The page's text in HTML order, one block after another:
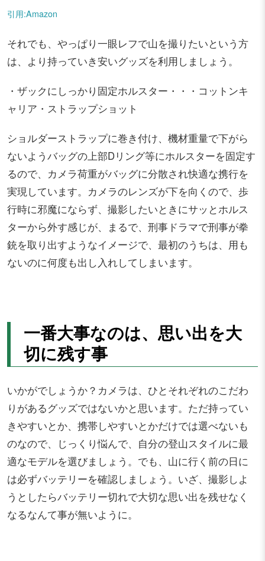
引用:Amazon
それでも、やっぱり一眼レフで山を撮りたいという方
は、より持っていき安いグッズを利用しましょう。
・ザックにしっかり固定ホルスター・・・コットンキ
ャリア・ストラップショット
ショルダーストラップに巻き付け、機材重量で下がら
ないようバッグの上部Dリング等にホルスターを固定す
るので、カメラ荷重がバッグに分散され快適な携行を
実現しています。カメラのレンズが下を向くので、歩
行時に邪魔にならず、撮影したいときにサッとホルス
ターから外す感じが、まるで、刑事ドラマで刑事が拳
銃を取り出すようなイメージで、最初のうちは、用も
ないのに何度も出し入れしてしまいます。
一番大事なのは、思い出を大
切に残す事
いかがでしょうか？カメラは、ひとそれぞれのこだわ
りがあるグッズではないかと思います。ただ持ってい
きやすいとか、携帯しやすいとかだけでは選べないも
のなので、じっくり悩んで、自分の登山スタイルに最
適なモデルを選びましょう。でも、山に行く前の日に
は必ずバッテリーを確認しましょう。いざ、撮影しよ
うとしたらバッテリー切れで大切な思い出を残せなく
なるなんて事が無いように。